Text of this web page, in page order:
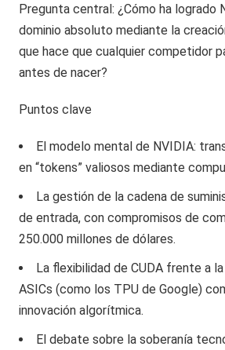
Pregunta central: ¿Cómo ha logrado
dominio absoluto mediante la
que hace que cualquier competidor
antes de nacer?
Puntos clave
El modelo mental de NVIDIA:
en “tokens” valiosos mediante
La gestión de la cadena de
de entrada, con compromisos de
250.000 millones de dólares.
La flexibilidad de CUDA frente a
ASICs (como los TPU de Google)
innovación algorítmica.
El debate sobre la soberanía